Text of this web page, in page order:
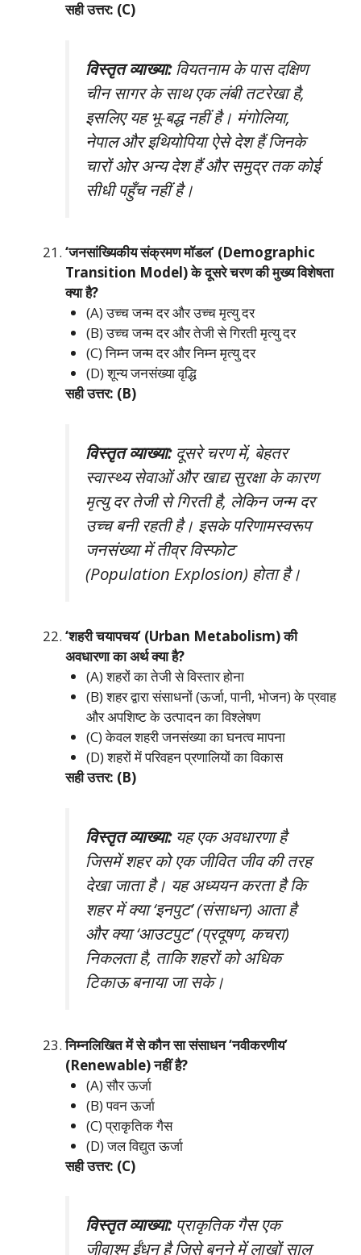
सही उत्तर: (C)
विस्तृत व्याख्या:वियतनाम के पास दक्षिण
चीन सागर के साथ एक लंबी तटरेखा है,
इसलिए यह भू-बद्ध नहीं है। मंगोलिया,
नेपाल और इथियोपिया ऐसे देश हैं जिनके
चारों ओर अन्य देश हैं और समुद्र तक कोई
सीधी पहुँच नहीं है।
‘जनसांख्यिकीय संक्रमण मॉडल’ (Demographic
Transition Model) के दूसरे चरण की मुख्य विशेषता
क्या है?
(A) उच्च जन्म दर और उच्च मृत्यु दर
(B) उच्च जन्म दर और तेजी से गिरती मृत्यु दर
(C) निम्न जन्म दर और निम्न मृत्यु दर
(D) शून्य जनसंख्या वृद्धि
सही उत्तर: (B)
विस्तृत व्याख्या:दूसरे चरण में, बेहतर
स्वास्थ्य सेवाओं और खाद्य सुरक्षा के कारण
मृत्यु दर तेजी से गिरती है, लेकिन जन्म दर
उच्च बनी रहती है। इसके परिणामस्वरूप
जनसंख्या में तीव्र विस्फोट
(Population Explosion) होता है।
‘शहरी चयापचय’ (Urban Metabolism) की
अवधारणा का अर्थ क्या है?
(A) शहरों का तेजी से विस्तार होना
(B) शहर द्वारा संसाधनों (ऊर्जा, पानी, भोजन) के प्रवाह
और अपशिष्ट के उत्पादन का विश्लेषण
(C) केवल शहरी जनसंख्या का घनत्व मापना
(D) शहरों में परिवहन प्रणालियों का विकास
सही उत्तर: (B)
विस्तृत व्याख्या:यह एक अवधारणा है
जिसमें शहर को एक जीवित जीव की तरह
देखा जाता है। यह अध्ययन करता है कि
शहर में क्या ‘इनपुट’ (संसाधन) आता है
और क्या ‘आउटपुट’ (प्रदूषण, कचरा)
निकलता है, ताकि शहरों को अधिक
टिकाऊ बनाया जा सके।
निम्नलिखित में से कौन सा संसाधन ‘नवीकरणीय’
(Renewable) नहीं है?
(A) सौर ऊर्जा
(B) पवन ऊर्जा
(C) प्राकृतिक गैस
(D) जल विद्युत ऊर्जा
सही उत्तर: (C)
विस्तृत व्याख्या:प्राकृतिक गैस एक
जीवाश्म ईंधन है जिसे बनने में लाखों साल